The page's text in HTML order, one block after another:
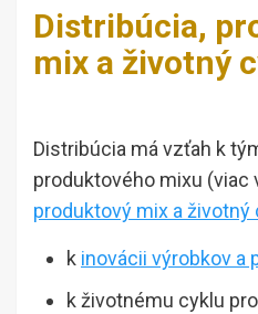
Distribúcia,
mix a životný
Distribúcia má vzťah k
produktového mixu (viac
produktový mix a životný
k inovácii výrobkov a
k životnému cyklu